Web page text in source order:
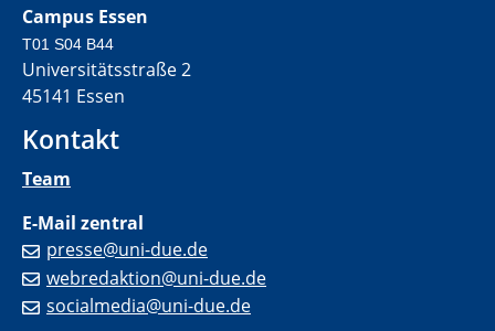
Campus Essen
T01 S04 B44
Universitätsstraße 2
45141 Essen
Kontakt
Team
E-Mail zentral
presse@uni-due.de
webredaktion@uni-due.de
socialmedia@uni-due.de